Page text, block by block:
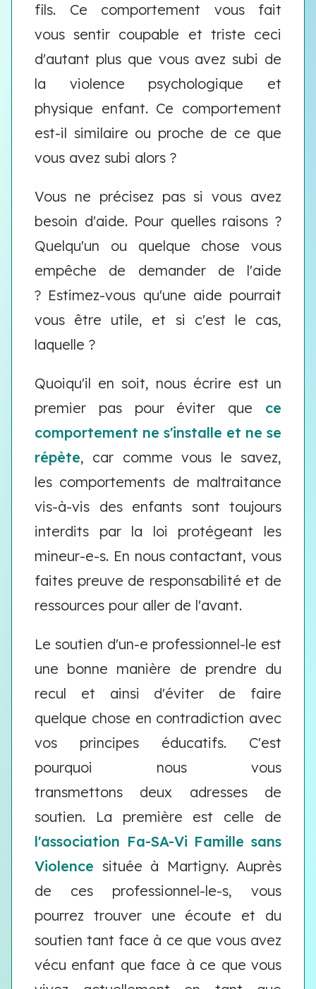
fils. Ce comportement vous fait
vous sentir coupable et triste ceci
d'autant plus que vous avez subi de
la violence psychologique et
physique enfant. Ce comportement
est-il similaire ou proche de ce que
vous avez subi alors ?
Vous ne précisez pas si vous avez
besoin d'aide. Pour quelles raisons ?
Quelqu'un ou quelque chose vous
empêche de demander de l'aide
? Estimez-vous qu'une aide pourrait
vous être utile, et si c'est le cas,
laquelle ?
Quoiqu'il en soit, nous écrire est un
premier pas pour éviter que ce
comportement ne s'installe et ne se
répète, car comme vous le savez,
les comportements de maltraitance
vis-à-vis des enfants sont toujours
interdits par la loi protégeant les
mineur-e-s. En nous contactant, vous
faites preuve de responsabilité et de
ressources pour aller de l'avant.
Le soutien d'un-e professionnel-le est
une bonne manière de prendre du
recul et ainsi d'éviter de faire
quelque chose en contradiction avec
vos principes éducatifs. C'est
pourquoi nous vous
transmettons deux adresses de
soutien. La première est celle de
l'association Fa-SA-Vi Famille sans
Violence située à Martigny. Auprès
de ces professionnel-le-s, vous
pourrez trouver une écoute et du
soutien tant face à ce que vous avez
vécu enfant que face à ce que vous